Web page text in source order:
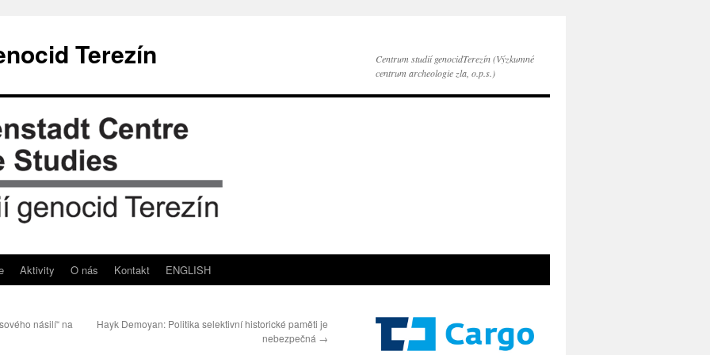
Terezín
Centrum studií genocidTerezín (Výzkumné
centrum archeologie zla, o.p.s.)
Aktivity O nás Kontakt ENGLISH
násilí“ na
Hayk Demoyan: Politika selektivní historické paměti je
nebezpečná →